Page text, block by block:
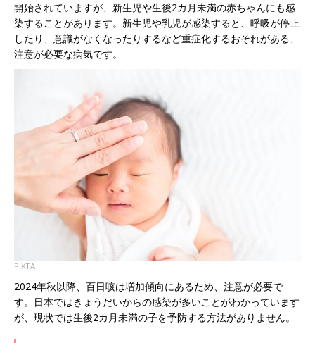
開始されていますが、新生児や生後2カ月未満の赤ちゃんにも感
染することがあります。新生児や乳児が感染すると、呼吸が停止
したり、意識がなくなったりするなど重症化するおそれがある、
注意が必要な病気です。
PIXTA
2024年秋以降、百日咳は増加傾向にあるため、注意が必要で
す。日本ではきょうだいからの感染が多いことがわかっています
が、現状では生後2カ月未満の子を予防する方法がありません。